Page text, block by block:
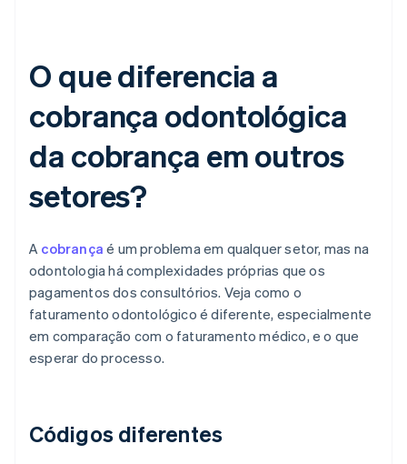
O que diferencia a
cobrança odontológica
da cobrança em outros
setores?
A cobrança é um problema em qualquer setor, mas na
odontologia há complexidades próprias que os
pagamentos dos consultórios. Veja como o
faturamento odontológico é diferente, especialmente
em comparação com o faturamento médico, e o que
esperar do processo.
Códigos diferentes